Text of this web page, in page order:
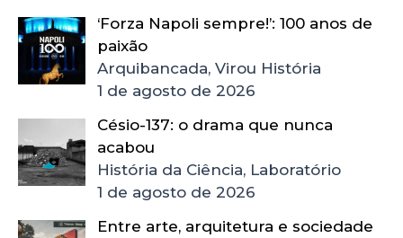
‘Forza Napoli sempre!’: 100 anos de
paixão
Arquibancada, Virou História
1 de agosto de 2026
Césio-137: o drama que nunca
acabou
História da Ciência, Laboratório
1 de agosto de 2026
Entre arte, arquitetura e sociedade